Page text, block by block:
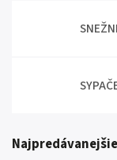
Najpredávanejšie